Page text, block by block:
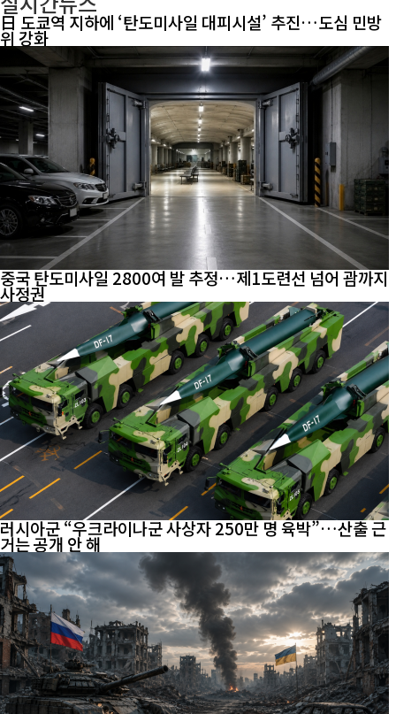
日 도쿄역 지하에 ‘탄도미사일 대피시설’ 추진…도심 민방
위 강화
중국 탄도미사일 2800여 발 추정…제1도련선 넘어 괌까지
사정권
러시아군 “우크라이나군 사상자 250만 명 육박”…산출 근
거는 공개 안 해